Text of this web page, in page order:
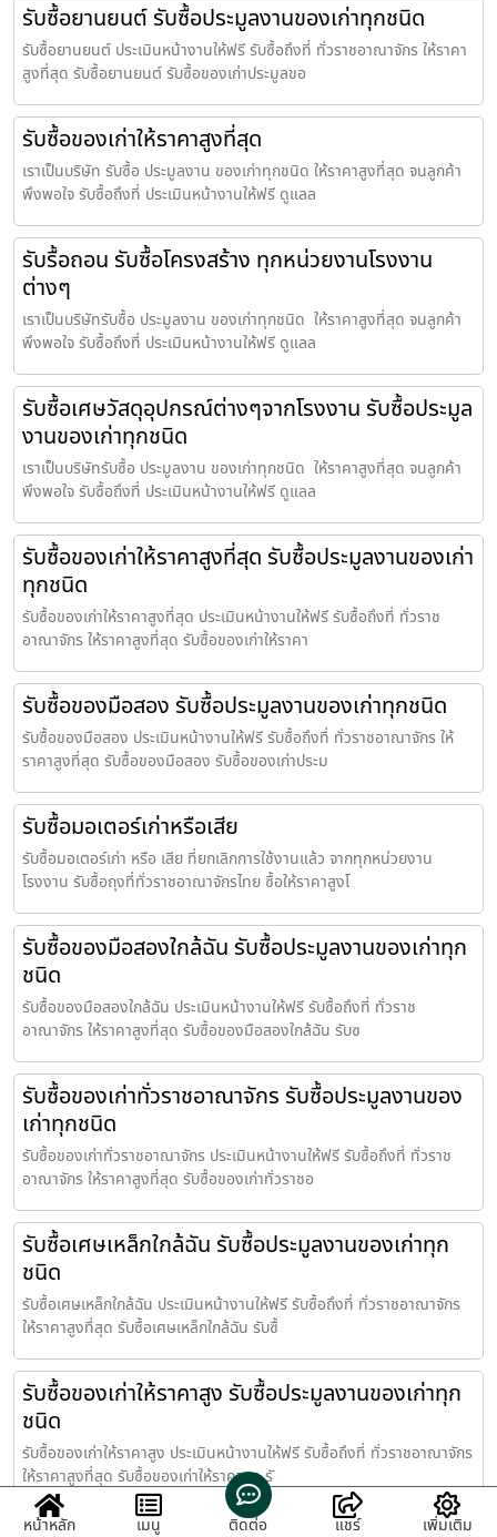
รับซื้อยานยนต์ รับซื้อประมูลงานของเก่าทุกชนิด
รับซื้อยานยนต์ ประเมินหน้างานให้ฟรี รับซื้อถึงที่ ทั่วราชอาณาจักร ให้ราคา
สูงที่สุด รับซื้อยานยนต์ รับซื้อของเก่าประมูลขอ
รับซื้อของเก่าให้ราคาสูงที่สุด
เราเป็นบริษัท รับซื้อ ประมูลงาน ของเก่าทุกชนิด ให้ราคาสูงที่สุด จนลูกค้า
พึงพอใจ รับซื้อถึงที่ ประเมินหน้างานให้ฟรี ดูแลล
รับรื้อถอน รับซื้อโครงสร้าง ทุกหน่วยงานโรงงาน
ต่างๆ
เราเป็นบริษัทรับซื้อ ประมูลงาน ของเก่าทุกชนิด ให้ราคาสูงที่สุด จนลูกค้า
พึงพอใจ รับซื้อถึงที่ ประเมินหน้างานให้ฟรี ดูแลล
รับซื้อเศษวัสดุอุปกรณ์ต่างๆจากโรงงาน รับซื้อประมูล
งานของเก่าทุกชนิด
เราเป็นบริษัทรับซื้อ ประมูลงาน ของเก่าทุกชนิด ให้ราคาสูงที่สุด จนลูกค้า
พึงพอใจ รับซื้อถึงที่ ประเมินหน้างานให้ฟรี ดูแลล
รับซื้อของเก่าให้ราคาสูงที่สุด รับซื้อประมูลงานของเก่า
ทุกชนิด
รับซื้อของเก่าให้ราคาสูงที่สุด ประเมินหน้างานให้ฟรี รับซื้อถึงที่ ทั่วราช
อาณาจักร ให้ราคาสูงที่สุด รับซื้อของเก่าให้ราคา
รับซื้อของมือสอง รับซื้อประมูลงานของเก่าทุกชนิด
รับซื้อของมือสอง ประเมินหน้างานให้ฟรี รับซื้อถึงที่ ทั่วราชอาณาจักร ให้
ราคาสูงที่สุด รับซื้อของมือสอง รับซื้อของเก่าประม
รับซื้อมอเตอร์เก่าหรือเสีย
รับซื้อมอเตอร์เก่า หรือ เสีย ที่ยกเลิกการใช้งานแล้ว จากทุกหน่วยงาน
โรงงาน รับซื้อถุงที่ทั่วราชอาณาจักรไทย ซื้อให้ราคาสูงโ
รับซื้อของมือสองใกล้ฉัน รับซื้อประมูลงานของเก่าทุก
ชนิด
รับซื้อของมือสองใกล้ฉัน ประเมินหน้างานให้ฟรี รับซื้อถึงที่ ทั่วราช
อาณาจักร ให้ราคาสูงที่สุด รับซื้อของมือสองใกล้ฉัน รับซ
รับซื้อของเก่าทั่วราชอาณาจักร รับซื้อประมูลงานของ
เก่าทุกชนิด
รับซื้อของเก่าทั่วราชอาณาจักร ประเมินหน้างานให้ฟรี รับซื้อถึงที่ ทั่วราช
อาณาจักร ให้ราคาสูงที่สุด รับซื้อของเก่าทั่วราชอ
รับซื้อเศษเหล็กใกล้ฉัน รับซื้อประมูลงานของเก่าทุก
ชนิด
รับซื้อเศษเหล็กใกล้ฉัน ประเมินหน้างานให้ฟรี รับซื้อถึงที่ ทั่วราชอาณาจักร
ให้ราคาสูงที่สุด รับซื้อเศษเหล็กใกล้ฉัน รับซื้
รับซื้อของเก่าให้ราคาสูง รับซื้อประมูลงานของเก่าทุก
ชนิด
รับซื้อของเก่าให้ราคาสูง ประเมินหน้างานให้ฟรี รับซื้อถึงที่ ทั่วราชอาณาจักร
ให้ราคาสูงที่สุด รับซื้อของเก่าให้ราคาสูง รั
หน้าหลัก เมนู ติดต่อ แชร์ เพิ่มเติม